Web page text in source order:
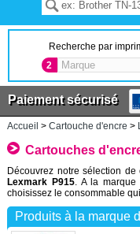
Recherche par
2
Paiement sécurisé
Accueil > Cartouche d'encre >
Cartouches
Découvrez notre sélection
Lexmark P915. A la marque
choisissez le consommable
Produits à la marque